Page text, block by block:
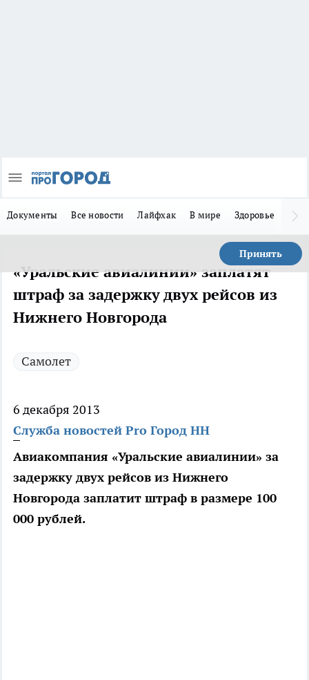
Документы Все новости Лайфхак В мире Здоровье
Принять
«Уральские авиалинии» заплатят
штраф за задержку двух рейсов из
Нижнего Новгорода
Самолет
6 декабря 2013
Служба новостей Pro Город НН
Авиакомпания «Уральские авиалинии» за
задержку двух рейсов из Нижнего
Новгорода заплатит штраф в размере 100
000 рублей.